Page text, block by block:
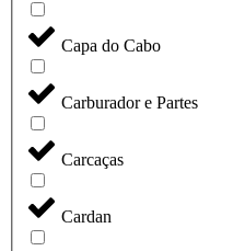
Capa do Cabo
Carburador e Partes
Carcaças
Cardan